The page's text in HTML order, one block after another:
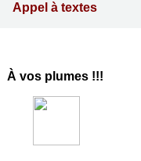
Appel à textes
À vos plumes !!!